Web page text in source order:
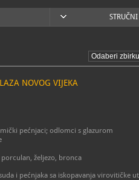
NOVOG VIJEKA
pećnjaci; odlomci s glazurom
željezo, bronca
i pećnjaka sa iskopavanja virovitičke